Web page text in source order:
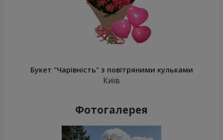
Букет "Чарівність" з повітряними кульками
Київ
Фотогалерея